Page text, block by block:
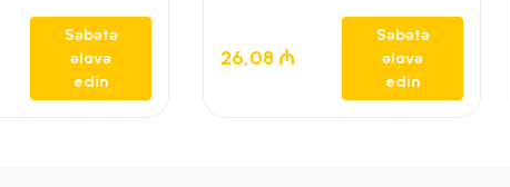
Səbətə
əlavə
edin
26,08 ₼
Səbətə
əlavə
edin